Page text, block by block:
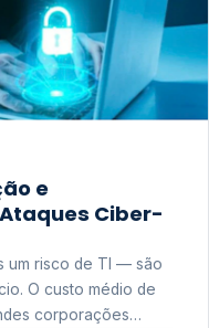
e
Ciber-
um risco de TI — são
de
corporações